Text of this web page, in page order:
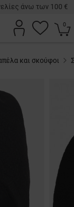
άνω των 100 €
0
και σκούφοι